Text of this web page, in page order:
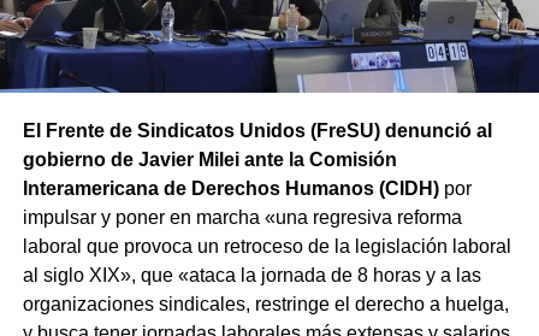
El Frente de Sindicatos Unidos (FreSU) denunció al
gobierno de Javier Milei ante la Comisión
Interamericana de Derechos Humanos (CIDH)por
impulsar y poner en marcha «una regresiva reforma
laboral que provoca un retroceso de la legislación laboral
al siglo XIX», que «ataca la jornada de 8 horas y a las
organizaciones sindicales, restringe el derecho a huelga,